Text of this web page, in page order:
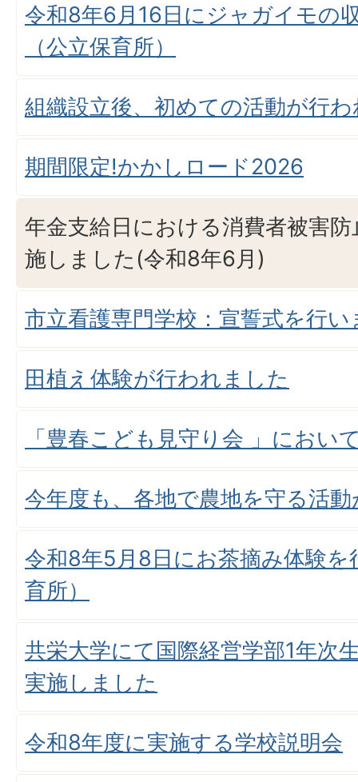
令和8年6月16日にジャガイモの
（公立保育所）
組織設立後、初めての活動が行
期間限定!かかしロード2026
年金支給日における消費者被害
施しました(令和8年6月)
市立看護専門学校：宣誓式を行い
田植え体験が行われました
「豊春こども見守り会 」におい
今年度も、各地で農地を守る活
令和8年5月8日にお茶摘み体験を
育所）
共栄大学にて国際経営学部1年次
実施しました
令和8年度に実施する学校説明会